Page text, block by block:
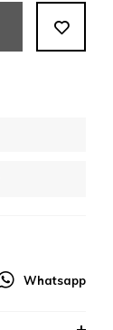
Whatsapp